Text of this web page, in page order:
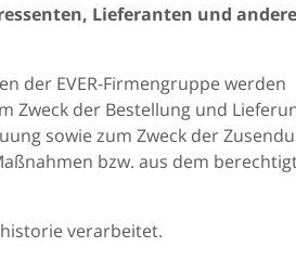
Lieferanten und
der EVER-Firmengruppe werden
Zweck der Bestellung und
sowie zum Zweck der
bzw. aus dem
verarbeitet.